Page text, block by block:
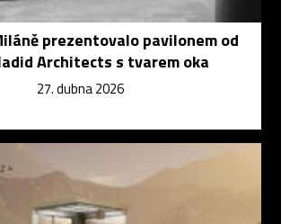
prezentovalo pavilonem od
Architects s tvarem oka
27. dubna 2026